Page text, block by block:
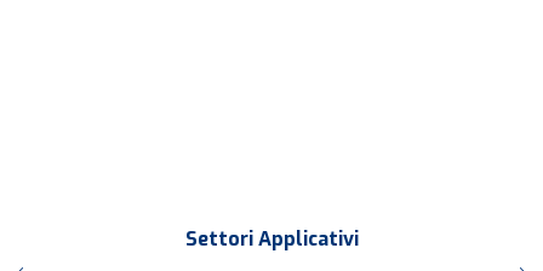
Settori Applicativi